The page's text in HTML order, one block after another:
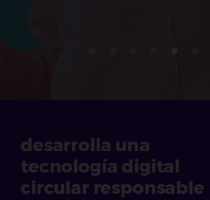
desarrolla una
tecnología digital
circular responsable